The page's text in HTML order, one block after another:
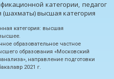
категории, педагог
(шахматы) высшая категория
категория: высшая
образовательное частное
образования «Московский
направление подготовки
2021 г.